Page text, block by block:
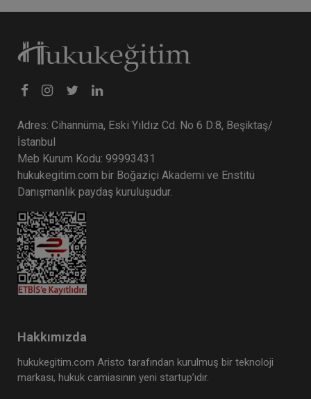
Adres: Cihannüma, Eski Yıldız Cd. No 6 D:8, Beşiktaş/
İstanbul
Meb Kurum Kodu: 99993431
hukukegitim.com bir Boğaziçi Akademi ve Enstitü
Danışmanlık paydaş kuruluşudur.
Hakkımızda
hukukegitim.com Aristo tarafından kurulmuş bir teknoloji
markası, hukuk camiasının yeni startup’ıdır.